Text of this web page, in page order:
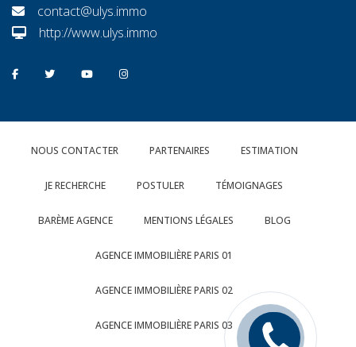
contact@ulys.immo
http://www.ulys.immo
NOUS CONTACTER PARTENAIRES ESTIMATION
JE RECHERCHE POSTULER TÉMOIGNAGES
BARÈME AGENCE MENTIONS LÉGALES BLOG
AGENCE IMMOBILIÈRE PARIS 01
AGENCE IMMOBILIÈRE PARIS 02
AGENCE IMMOBILIÈRE PARIS 03
Rappelez
moi